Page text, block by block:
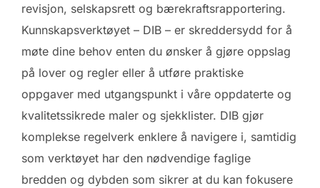
revisjon, selskapsrett og bærekraftsrapportering.
Kunnskapsverktøyet – DIB – er skreddersydd for å
møte dine behov enten du ønsker å gjøre oppslag
på lover og regler eller å utføre praktiske
oppgaver med utgangspunkt i våre oppdaterte og
kvalitetssikrede maler og sjekklister. DIB gjør
komplekse regelverk enklere å navigere i, samtidig
som verktøyet har den nødvendige faglige
bredden og dybden som sikrer at du kan fokusere